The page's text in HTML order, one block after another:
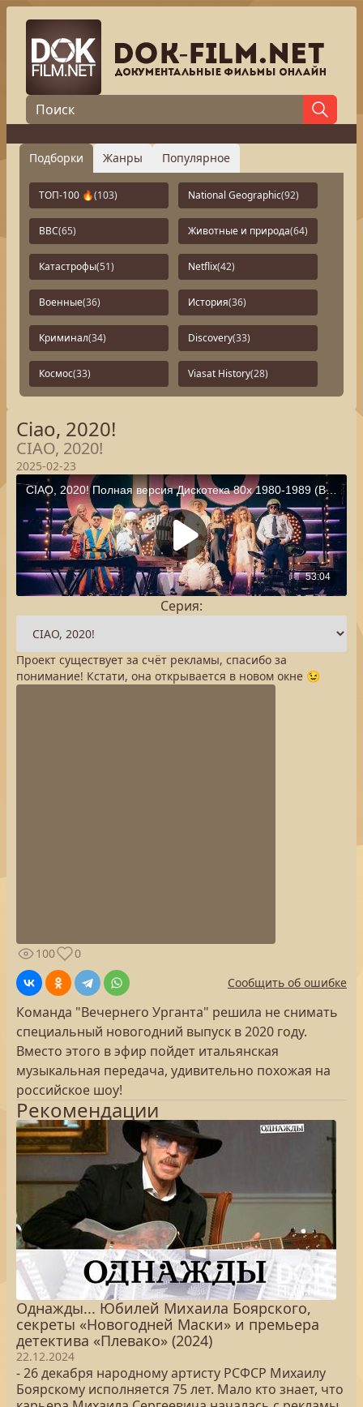
Подборки Жанры Популярное
ТОП-100 🔥(103) National Geographic(92)
BBC(65) Животные и природа(64)
Катастрофы(51) Netflix(42)
Военные(36) История(36)
Криминал(34) Discovery(33)
Космос(33) Viasat History(28)
Ciao, 2020!
CIAO, 2020!
2025-02-23
Серия:
Проект существует за счёт рекламы, спасибо за
понимание! Кстати, она открывается в новом окне 😉
100
0
Сообщить об ошибке
Команда "Вечернего Урганта" решила не снимать
специальный новогодний выпуск в 2020 году.
Вместо этого в эфир пойдет итальянская
музыкальная передача, удивительно похожая на
российское шоу!
Рекомендации
Однажды... Юбилей Михаила Боярского,
секреты «Новогодней Маски» и премьера
детектива «Плевако» (2024)
22.12.2024
- 26 декабря народному артисту РСФСР Михаилу
Боярскому исполняется 75 лет. Мало кто знает, что